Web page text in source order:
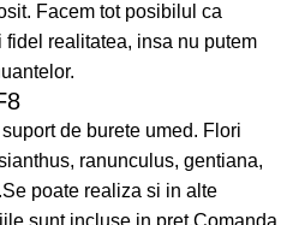
Facem tot posibilul ca
realitatea, insa nu putem
de burete umed. Flori
ranunculus, gentiana,
poate realiza si in alte
sunt incluse in pret.Comanda